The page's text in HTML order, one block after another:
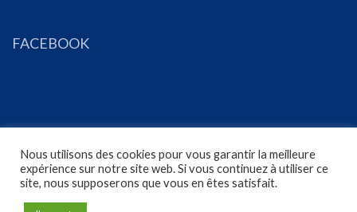
FACEBOOK
Nous utilisons des cookies pour vous garantir la meilleure
expérience sur notre site web. Si vous continuez à utiliser ce
site, nous supposerons que vous en êtes satisfait.